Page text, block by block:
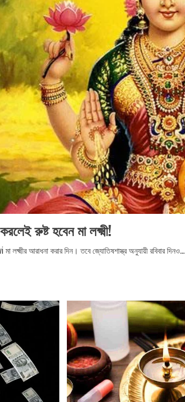
রুষ্ট হবেন মা লক্ষ্মী!
আরাধনা করার দিন। তবে জ্যোতিষশাস্ত্র অনুযায়ী রবিবার দিনও...